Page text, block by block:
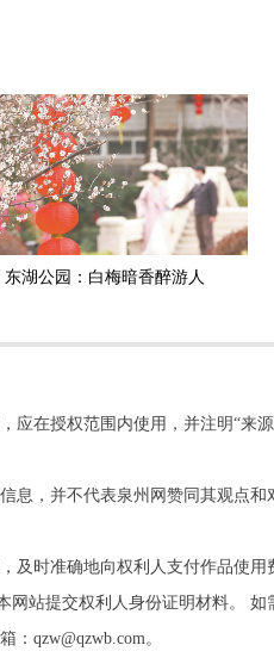
东湖公园：白梅暗香醉游人
在授权范围内使用，并注明“来
息，并不代表泉州网赞同其观点和
及时准确地向权利人支付作品使用
站提交权利人身份证明材料。 如
qzw@qzwb.com。